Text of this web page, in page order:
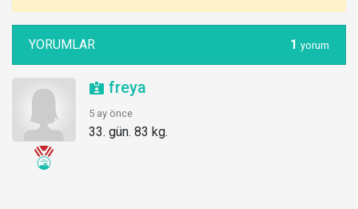
YORUMLAR 1 yorum
freya
5 ay önce
33. gün. 83 kg.